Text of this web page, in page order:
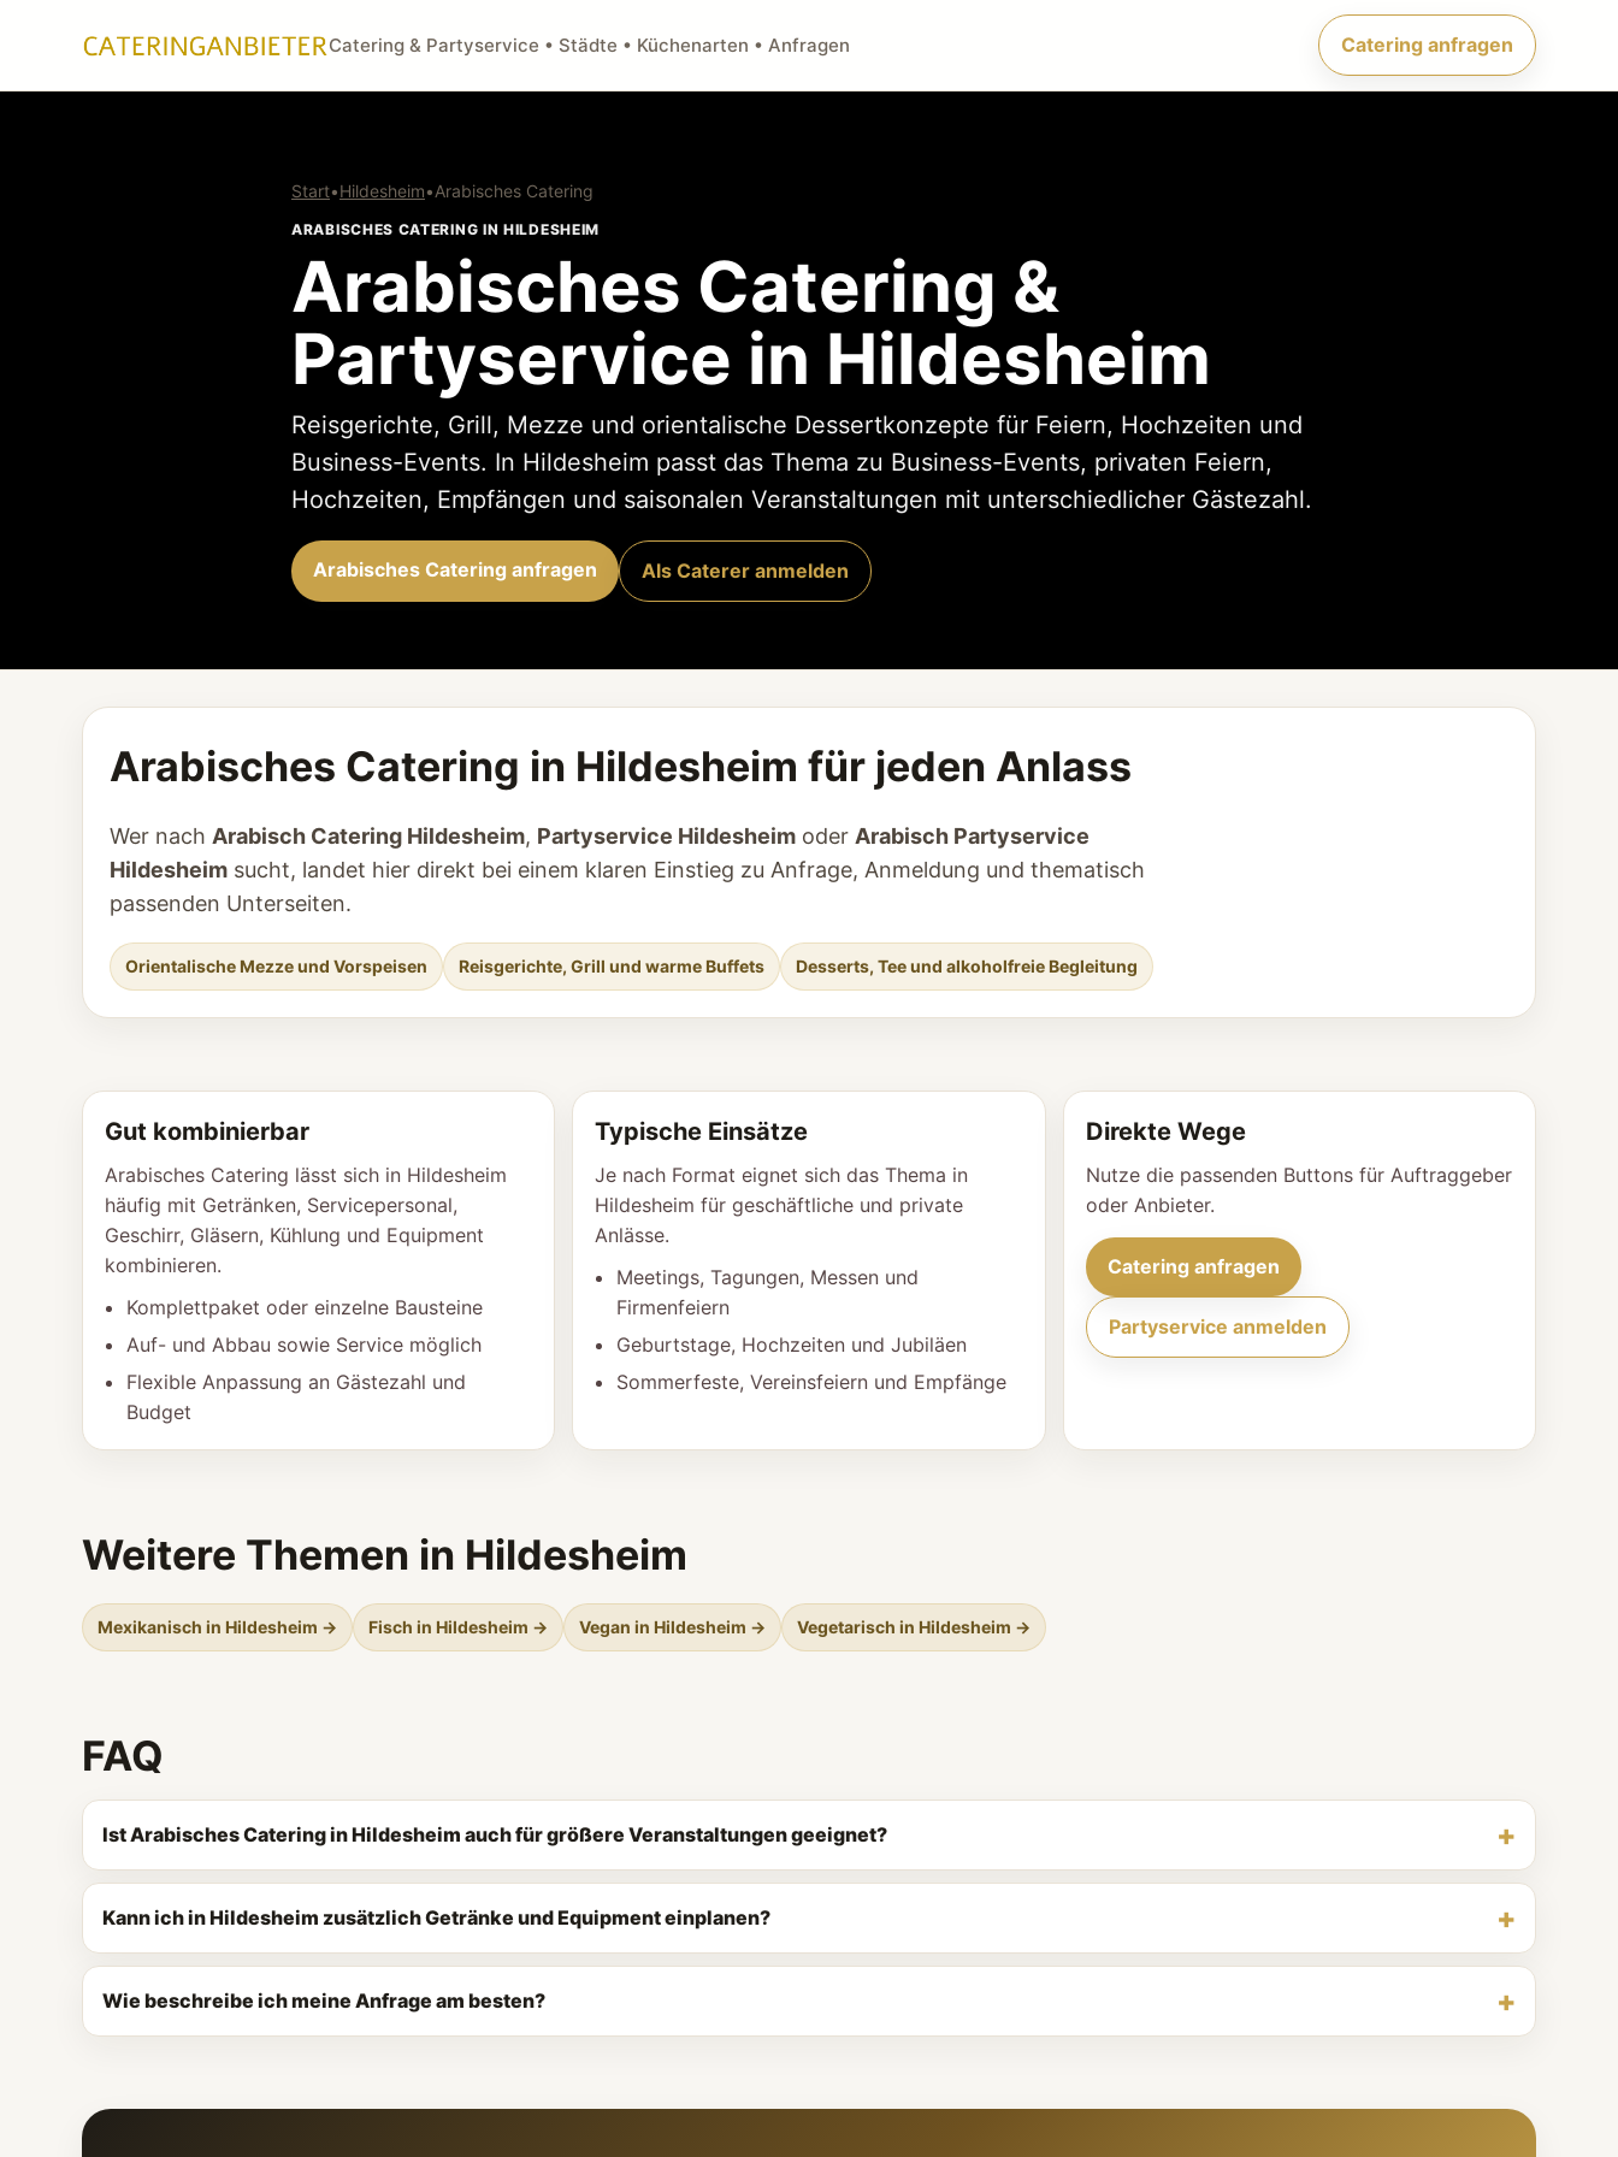
Catering & Partyservice • Städte • Küchenarten • Anfragen Catering anfragen
Start•Hildesheim•Arabisches Catering
ARABISCHES CATERING IN HILDESHEIM
Arabisches Catering &
Partyservice in Hildesheim
Reisgerichte, Grill, Mezze und orientalische Dessertkonzepte für Feiern, Hochzeiten und
Business-Events. In Hildesheim passt das Thema zu Business-Events, privaten Feiern,
Hochzeiten, Empfängen und saisonalen Veranstaltungen mit unterschiedlicher Gästezahl.
Arabisches Catering anfragen Als Caterer anmelden
Arabisches Catering in Hildesheim für jeden Anlass
Wer nach Arabisch Catering Hildesheim, Partyservice Hildesheim oder Arabisch Partyservice
Hildesheim sucht, landet hier direkt bei einem klaren Einstieg zu Anfrage, Anmeldung und thematisch
passenden Unterseiten.
Orientalische Mezze und Vorspeisen Reisgerichte, Grill und warme Buffets Desserts, Tee und alkoholfreie Begleitung
Gut kombinierbar
Arabisches Catering lässt sich in Hildesheim
häufig mit Getränken, Servicepersonal,
Geschirr, Gläsern, Kühlung und Equipment
kombinieren.
Komplettpaket oder einzelne Bausteine
Auf- und Abbau sowie Service möglich
Flexible Anpassung an Gästezahl und
Budget
Typische Einsätze
Je nach Format eignet sich das Thema in
Hildesheim für geschäftliche und private
Anlässe.
Meetings, Tagungen, Messen und
Firmenfeiern
Geburtstage, Hochzeiten und Jubiläen
Sommerfeste, Vereinsfeiern und Empfänge
Direkte Wege
Nutze die passenden Buttons für Auftraggeber
oder Anbieter.
Catering anfragen
Partyservice anmelden
Weitere Themen in Hildesheim
Mexikanisch in Hildesheim → Fisch in Hildesheim → Vegan in Hildesheim → Vegetarisch in Hildesheim →
FAQ
Ist Arabisches Catering in Hildesheim auch für größere Veranstaltungen geeignet?
Kann ich in Hildesheim zusätzlich Getränke und Equipment einplanen?
Wie beschreibe ich meine Anfrage am besten?